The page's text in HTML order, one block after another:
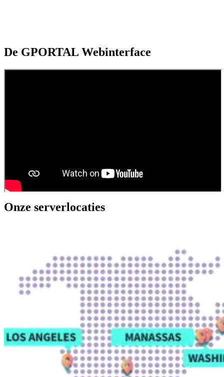
De GPORTAL Webinterface
Onze serverlocaties